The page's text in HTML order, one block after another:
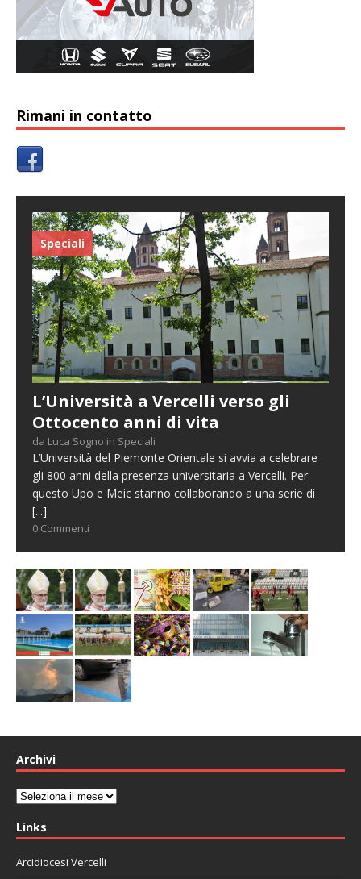
Rimani in contatto
Speciali
L’Università a Vercelli verso gli
Ottocento anni di vita
da Luca Sogno in Speciali
L’Università del Piemonte Orientale si avvia a celebrare
gli 800 anni della presenza universitaria a Vercelli. Per
questo Upo e Meic stanno collaborando a una serie di
[...]
0 Commenti
Archivi
Archivi
Links
Arcidiocesi Vercelli